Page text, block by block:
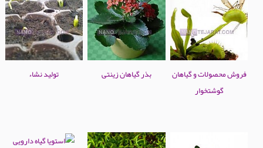
تولید نشاء بذر گیاهان زینتی
فروش محصولات و گیاهان
گوشتخوار